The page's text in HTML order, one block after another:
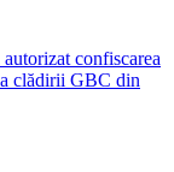
confiscarea
clădirii GBC din